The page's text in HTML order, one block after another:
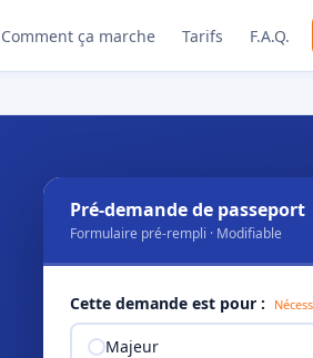
Comment ça marche Tarifs F.A.Q.
Pré-demande de passeport
Formulaire pré-rempli · Modifiable
Cette demande est pour :
Majeur